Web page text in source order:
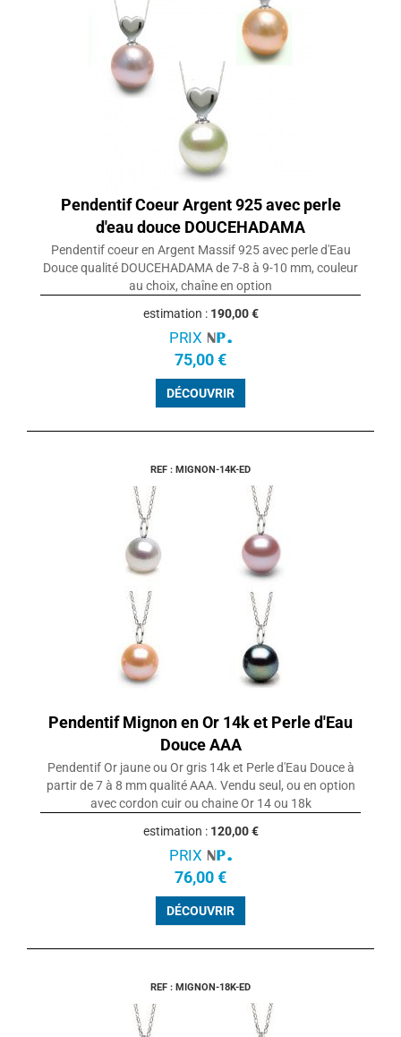
Pendentif Coeur Argent 925 avec perle
d'eau douce DOUCEHADAMA
Pendentif coeur en Argent Massif 925 avec perle d'Eau
Douce qualité DOUCEHADAMA de 7-8 à 9-10 mm, couleur
au choix, chaîne en option
estimation : 190,00 €
PRIX
75,00 €
DÉCOUVRIR
REF : MIGNON-14K-ED
Pendentif Mignon en Or 14k et Perle d'Eau
Douce AAA
Pendentif Or jaune ou Or gris 14k et Perle d'Eau Douce à
partir de 7 à 8 mm qualité AAA. Vendu seul, ou en option
avec cordon cuir ou chaine Or 14 ou 18k
estimation : 120,00 €
PRIX
76,00 €
DÉCOUVRIR
REF : MIGNON-18K-ED